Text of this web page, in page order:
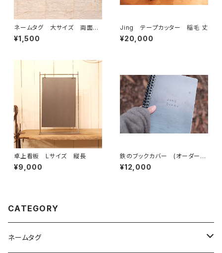
ネームタグ 大サイズ 両面打
刻 ※オーダー刻印（11文字ま
で）
¥1,500
Jing テープカッター 稲毛 丈
¥20,000
卓上看板 Lサイズ 縦長
¥9,000
鉄のブックカバー (オーダー刻
印)
¥12,000
CATEGORY
ネームタグ